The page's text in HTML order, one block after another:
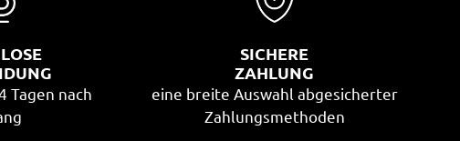
Tagen nach
SICHERE
ZAHLUNG
eine breite Auswahl abgesicherter
Zahlungsmethoden